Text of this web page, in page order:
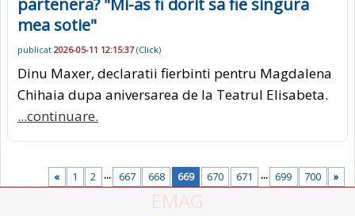
partenera? "Mi-as fi dorit sa fie singura
mea sotie"
publicat 2026-05-11 12:15:37(Click)
Dinu Maxer, declaratii fierbinti pentru Magdalena
Chihaia dupa aniversarea de la Teatrul Elisabeta.
...continuare.
« 1 2 ... 667 668 669 670 671 ... 699 700 »
EMAG